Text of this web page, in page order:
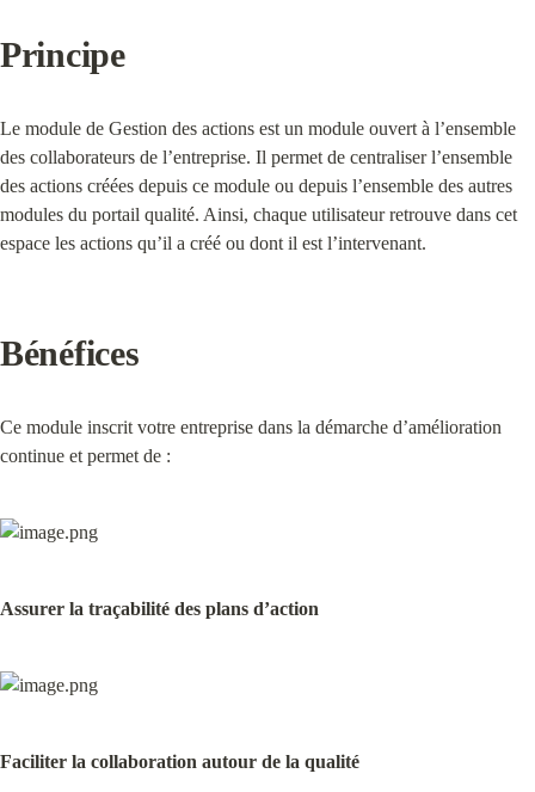
Principe
Le module de Gestion des actions est un module ouvert à l’ensemble
des collaborateurs de l’entreprise. Il permet de centraliser l’ensemble
des actions créées depuis ce module ou depuis l’ensemble des autres
modules du portail qualité. Ainsi, chaque utilisateur retrouve dans cet
espace les actions qu’il a créé ou dont il est l’intervenant.
Bénéfices
Ce module inscrit votre entreprise dans la démarche d’amélioration
continue et permet de :
Assurer la traçabilité des plans d’action
Faciliter la collaboration autour de la qualité